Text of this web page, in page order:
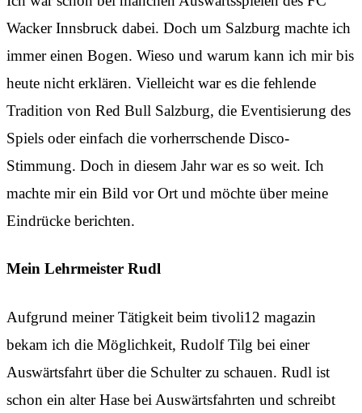
Wacker Innsbruck dabei. Doch um Salzburg machte ich
immer einen Bogen. Wieso und warum kann ich mir bis
heute nicht erklären. Vielleicht war es die fehlende
Tradition von Red Bull Salzburg, die Eventisierung des
Spiels oder einfach die vorherrschende Disco-
Stimmung. Doch in diesem Jahr war es so weit. Ich
machte mir ein Bild vor Ort und möchte über meine
Eindrücke berichten.
Mein Lehrmeister Rudl
Aufgrund meiner Tätigkeit beim tivoli12 magazin
bekam ich die Möglichkeit, Rudolf Tilg bei einer
Auswärtsfahrt über die Schulter zu schauen. Rudl ist
schon ein alter Hase bei Auswärtsfahrten und schreibt